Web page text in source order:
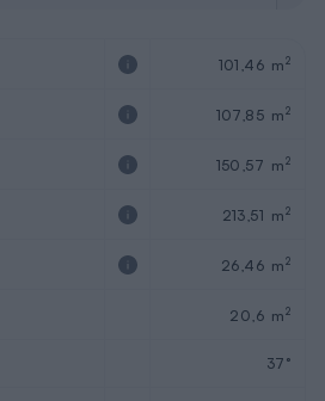
101,46 m2
107,85 m2
150,57 m2
213,51 m2
26,46 m2
20,6 m2
37°